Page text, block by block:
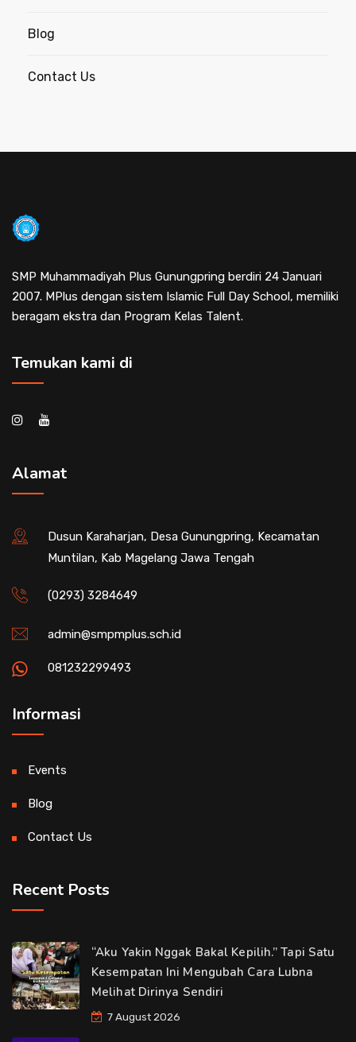
Blog
Contact Us
SMP Muhammadiyah Plus Gunungpring berdiri 24 Januari
2007. MPlus dengan sistem Islamic Full Day School, memiliki
beragam ekstra dan Program Kelas Talent.
Temukan kami di
Alamat
Dusun Karaharjan, Desa Gunungpring, Kecamatan
Muntilan, Kab Magelang Jawa Tengah
(0293) 3284649
admin@smpmplus.sch.id
081232299493
Informasi
Events
Blog
Contact Us
Recent Posts
“Aku Yakin Nggak Bakal Kepilih.” Tapi Satu
Kesempatan Ini Mengubah Cara Lubna
Melihat Dirinya Sendiri
7 August 2026